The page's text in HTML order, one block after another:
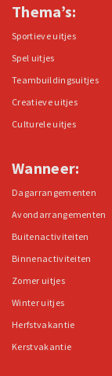
Thema’s:
Sportieve uitjes
Spel uitjes
Teambuildingsuitjes
Creatieve uitjes
Culturele uitjes
Wanneer:
Dagarrangementen
Avondarrangementen
Buitenactiviteiten
Binnenactiviteiten
Zomer uitjes
Winter uitjes
Herfstvakantie
Kerstvakantie